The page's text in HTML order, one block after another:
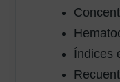
Índices